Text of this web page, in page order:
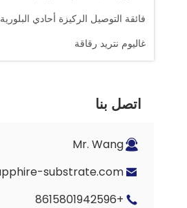
فائقة التوصيل الركيزة أحادي البلورية
غاليوم نتريد رقاقة
اتصل بنا
Mr. Wang
+8615801942596